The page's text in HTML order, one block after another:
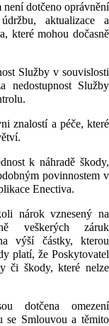
dotčeno oprávnění
aktualizace a
které mohou dočasně
Služby v souvislosti
nedostupnost Služby
znalostí a péče, které
k náhradě škody,
povinnostem v
Enectiva.
nárok vznesený na
veškerých záruk
výší částky, kterou
platí, že Poskytovatel
či škody, které nelze
dotčena omezení
se Smlouvou a těmito